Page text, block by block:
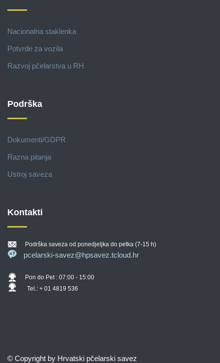
Nacionalna staklenka
Potvrde za vozila
Razvoj pčelarstva u RH
Podrška
Dokumenti/GDPR
Razna pitanja
Ustroj saveza
Kontakti
Podrška saveza od ponedjeljka do petka (7-15 h)
pcelarski-savez@hpsavez.tcloud.hr
Pon do Pet : 07:00 - 15:00
Tel.: + 01 4819 536
© Copyright by Hrvatski pčelarski savez